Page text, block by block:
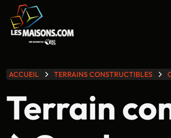
gamme
ACCUEIL TERRAINS CONSTRUCTIBLES
Terrain